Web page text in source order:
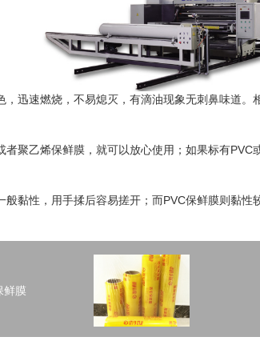
迅速燃烧，不易熄灭，有滴油现象无刺鼻味道
聚乙烯保鲜膜，就可以放心使用；如果标有
黏性，用手揉后容易搓开；而PVC保鲜膜则黏性
鲜膜